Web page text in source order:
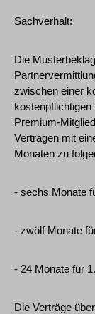
Sachverhalt:
Die
zwischen einer
Premium-
Verträgen mit
Monaten zu
- sechs Monate
- zwölf Monate
- 24 Monate für
Die Verträge